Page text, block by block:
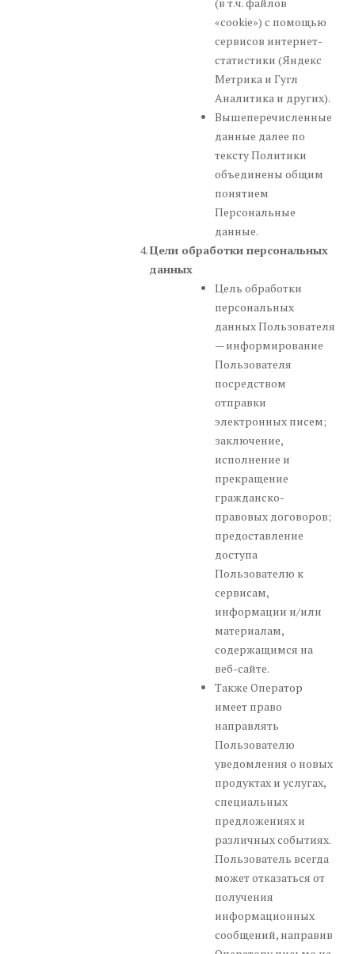
«cookie») с помощью
сервисов интернет-
статистики (Яндекс
Метрика и Гугл
Аналитика и других).
Вышеперечисленные
данные далее по
тексту Политики
объединены общим
понятием
Персональные
данные.
Цели обработки персональных
данных
Цель обработки
персональных
данных Пользователя
— информирование
Пользователя
посредством
отправки
электронных писем;
заключение,
исполнение и
прекращение
гражданско-
правовых договоров;
предоставление
доступа
Пользователю к
сервисам,
информации и/или
материалам,
содержащимся на
веб-сайте.
Также Оператор
имеет право
направлять
Пользователю
уведомления о новых
продуктах и услугах,
специальных
предложениях и
различных событиях.
Пользователь всегда
может отказаться от
получения
информационных
сообщений, направив